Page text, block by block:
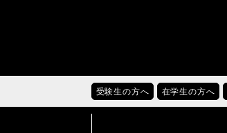
受験生の方へ 在学生の方へ